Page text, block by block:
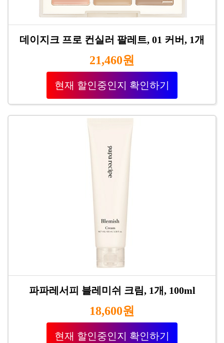
데이지크 프로 컨실러 팔레트, 01 커버, 1개
21,460원
현재 할인중인지 확인하기
파파레서피 블레미쉬 크림, 1개, 100ml
18,600원
현재 할인중인지 확인하기